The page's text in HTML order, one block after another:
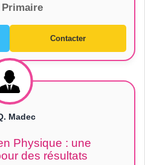
Contacter
Madec
Physique : une
des résultats